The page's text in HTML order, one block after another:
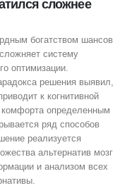
сложнее
богатством шансов
систему
оптимизации.
решения выявил,
к когнитивной
определенным
ряд способов
реализуется
альтернатив мозг
и анализом всех